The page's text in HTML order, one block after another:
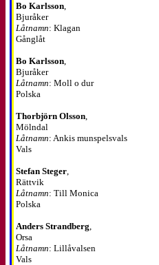
Bo Karlsson,
Bjuråker
Låtnamn: Klagan
Gånglåt
Bo Karlsson,
Bjuråker
Låtnamn: Moll o dur
Polska
Thorbjörn Olsson,
Mölndal
Låtnamn: Ankis munspelsvals
Vals
Stefan Steger,
Rättvik
Låtnamn: Till Monica
Polska
Anders Strandberg,
Orsa
Låtnamn: Lillåvalsen
Vals